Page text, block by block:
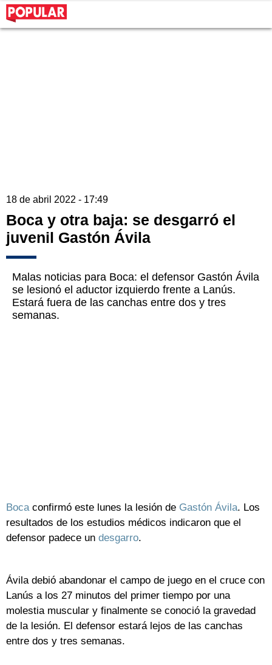
18 de abril 2022 - 17:49
Boca y otra baja: se desgarró el
juvenil Gastón Ávila
Malas noticias para Boca: el defensor Gastón Ávila
se lesionó el aductor izquierdo frente a Lanús.
Estará fuera de las canchas entre dos y tres
semanas.
Bocaconfirmó este lunes la lesión de Gastón Ávila. Los
resultados de los estudios médicos indicaron que el
defensor padece un desgarro.
Ávila debió abandonar el campo de juego en el cruce con
Lanús a los 27 minutos del primer tiempo por una
molestia muscular y finalmente se conoció la gravedad
de la lesión. El defensor estará lejos de las canchas
entre dos y tres semanas.